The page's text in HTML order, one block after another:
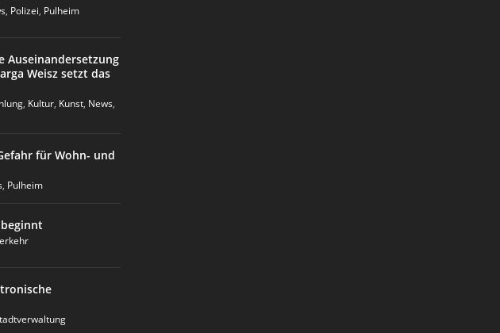
, Polizei, Pulheim
Auseinandersetzung
Weisz setzt das
, Kultur, Kunst, News,
für Wohn- und
, Pulheim